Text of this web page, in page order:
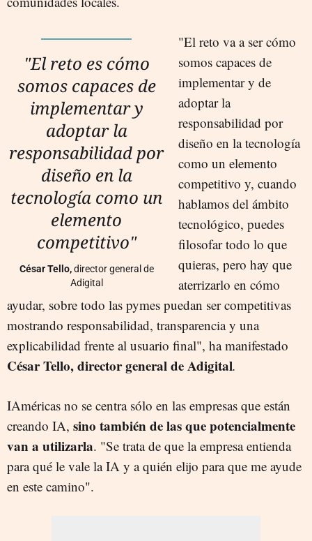
"El reto es cómo
somos capaces de
implementar y
adoptar la
responsabilidad por
diseño en la
tecnología como un
elemento
competitivo"
César Tello,director general de
Adigital
"El reto va a ser cómo
somos capaces de
implementar y de
adoptar la
responsabilidad por
diseño en la tecnología
como un elemento
competitivo y, cuando
hablamos del ámbito
tecnológico, puedes
filosofar todo lo que
quieras, pero hay que
aterrizarlo en cómo
ayudar, sobre todo las pymes puedan ser competitivas
mostrando responsabilidad, transparencia y una
explicabilidad frente al usuario final", ha manifestado
César Tello, director general de Adigital.
IAméricas no se centra sólo en las empresas que están
creando IA, sino también de las que potencialmente
van a utilizarla. "Se trata de que la empresa entienda
para qué le vale la IA y a quién elijo para que me ayude
en este camino".